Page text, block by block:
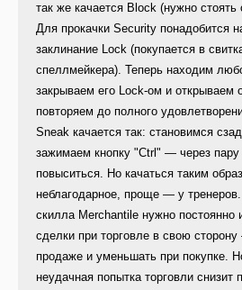
так же качается Block (нужно
Для прокачки Security понадобится
заклинание Lock (покупается в
спеллмейкера). Теперь находим
закрываем его Lock-ом и открываем
повторяем до полного
Sneak качается так: становимся
зажимаем кнопку "Ctrl" — через
повыситься. Но качаться таким
неблагодарное, проще — у
скилла Merchantile нужно постоянно
сделки при торговле в свою
продаже и уменьшать при покупке.
неудачная попытка торговли снизит